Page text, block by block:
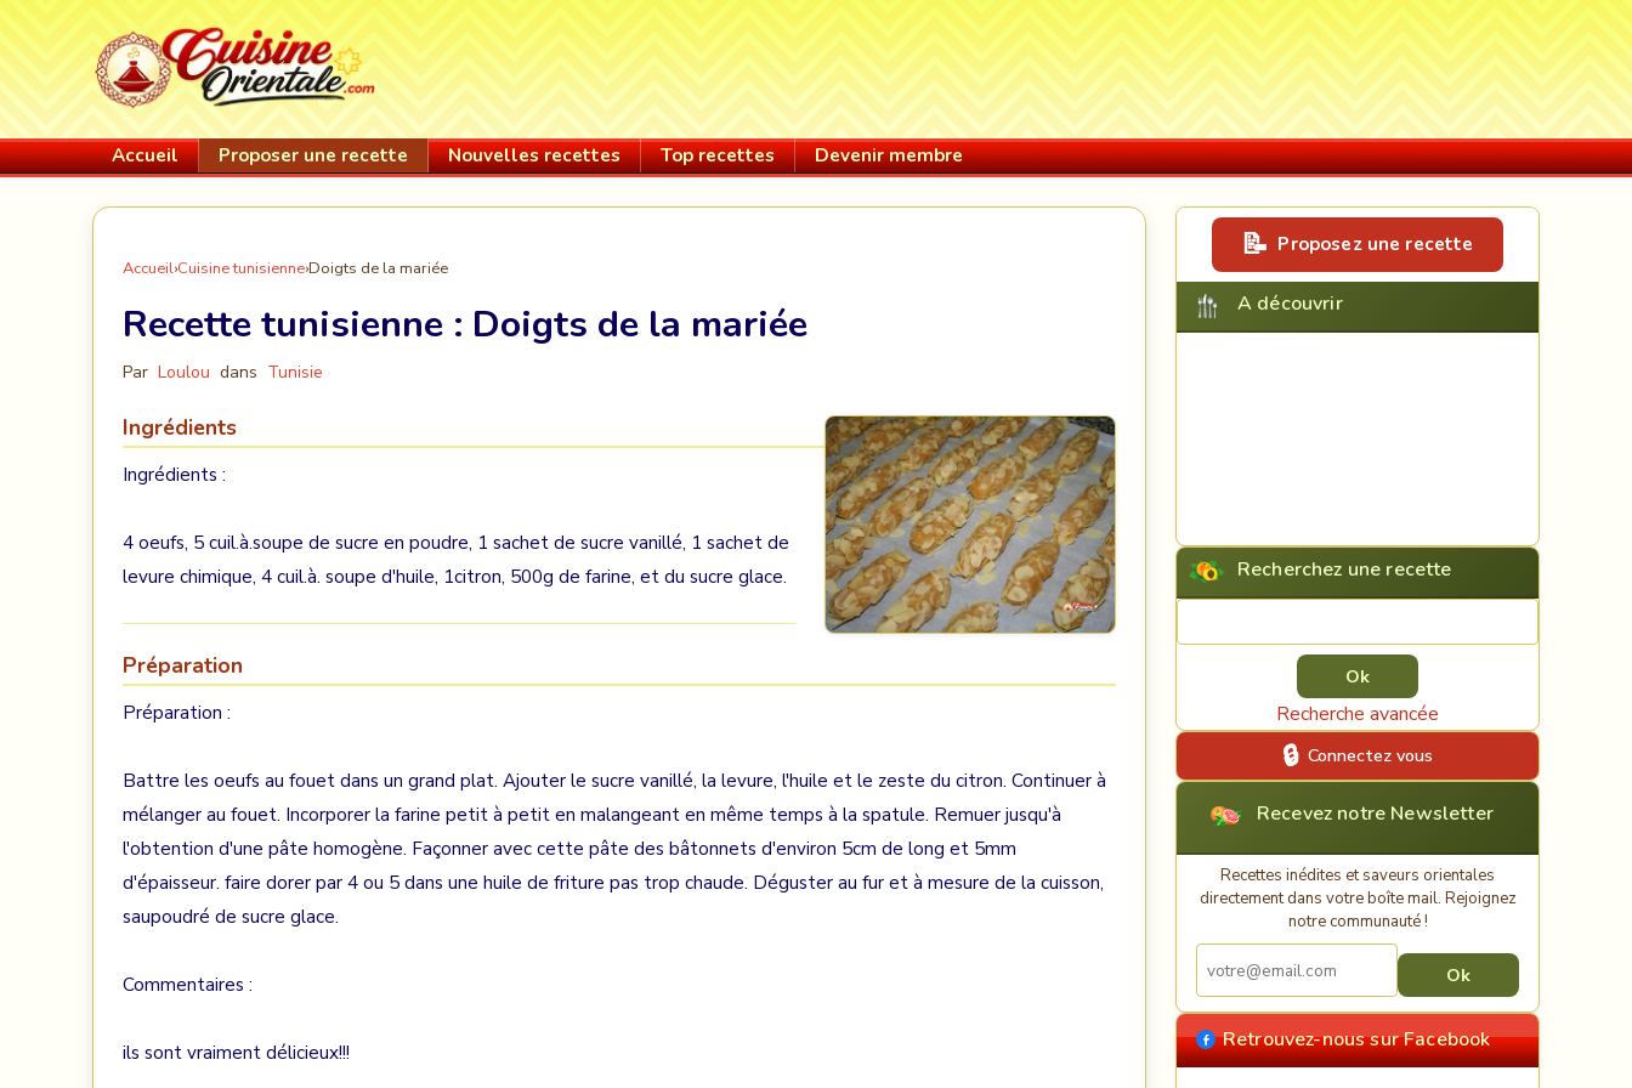
Accueil Proposer une recette Nouvelles recettes Top recettes Devenir membre
Accueil›Cuisine tunisienne›Doigts de la mariée
Recette tunisienne : Doigts de la mariée
Par Loulou dans Tunisie
Ingrédients
Ingrédients :
4 oeufs, 5 cuil.à.soupe de sucre en poudre, 1 sachet de sucre vanillé, 1 sachet de
levure chimique, 4 cuil.à. soupe d'huile, 1citron, 500g de farine, et du sucre glace.
Préparation
Préparation :
Battre les oeufs au fouet dans un grand plat. Ajouter le sucre vanillé, la levure, l'huile et le zeste du citron. Continuer à
mélanger au fouet. Incorporer la farine petit à petit en malangeant en même temps à la spatule. Remuer jusqu'à
l'obtention d'une pâte homogène. Façonner avec cette pâte des bâtonnets d'environ 5cm de long et 5mm
d'épaisseur. faire dorer par 4 ou 5 dans une huile de friture pas trop chaude. Déguster au fur et à mesure de la cuisson,
saupoudré de sucre glace.
Commentaires :
ils sont vraiment délicieux!!!
Proposez une recette
A découvrir
Recherchez une recette
Recherche avancée
Connectez vous
Recevez notre Newsletter
Recettes inédites et saveurs orientales
directement dans votre boîte mail. Rejoignez
notre communauté !
Retrouvez-nous sur Facebook